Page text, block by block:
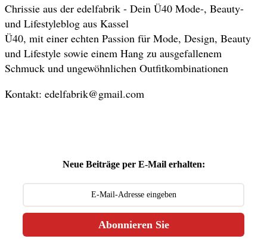
Chrissie aus der edelfabrik - Dein Ü40 Mode-, Beauty-
und Lifestyleblog aus Kassel
Ü40, mit einer echten Passion für Mode, Design, Beauty
und Lifestyle sowie einem Hang zu ausgefallenem
Schmuck und ungewöhnlichen Outfitkombinationen
Kontakt: edelfabrik@gmail.com
Neue Beiträge per E-Mail erhalten:
Abonnieren Sie